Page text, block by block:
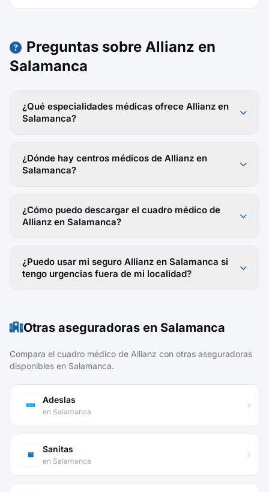
Preguntas sobre Allianz en
Salamanca
¿Qué especialidades médicas ofrece Allianz en
Salamanca?
¿Dónde hay centros médicos de Allianz en
Salamanca?
¿Cómo puedo descargar el cuadro médico de
Allianz en Salamanca?
¿Puedo usar mi seguro Allianz en Salamanca si
tengo urgencias fuera de mi localidad?
Otras aseguradoras en Salamanca
Compara el cuadro médico de Allianz con otras aseguradoras
disponibles en Salamanca.
Adeslas
en Salamanca
Sanitas
en Salamanca